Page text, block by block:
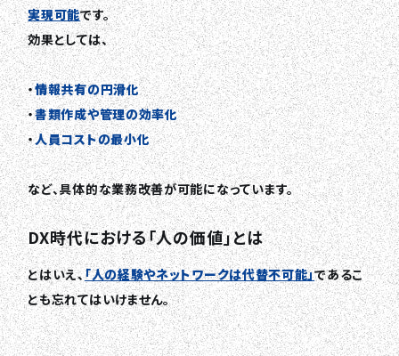
実現可能です。
効果としては、
・情報共有の円滑化
・書類作成や管理の効率化
・人員コストの最小化
など、具体的な業務改善が可能になっています。
DX時代における「人の価値」とは
とはいえ、「人の経験やネットワークは代替不可能」であるこ
とも忘れてはいけません。